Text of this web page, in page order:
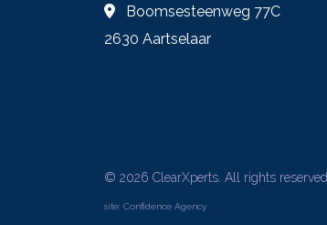
Boomsesteenweg 77C
2630 Aartselaar
© 2026 ClearXperts. All rights reserved
site: Confidence Agency